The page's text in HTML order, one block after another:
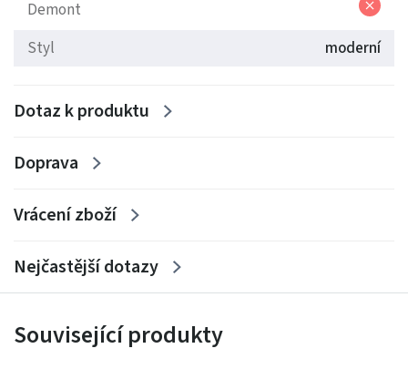
Demont
Styl
moderní
Dotaz k produktu
Doprava
Vrácení zboží
Nejčastější dotazy
Související produkty